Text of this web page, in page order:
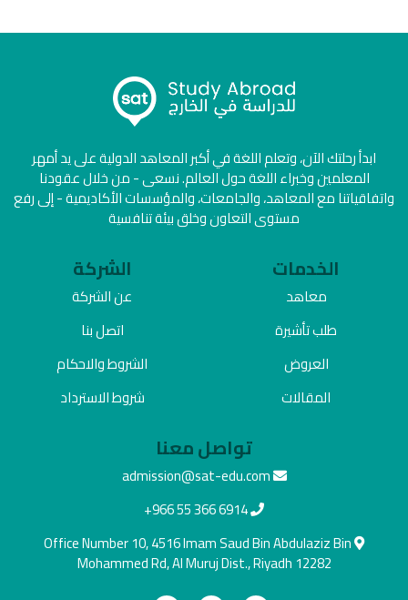
ابدأ رحلتك الآن، وتعلم اللغة في أكبر المعاهد الدولية على يد أمهر
المعلمين وخبراء اللغة حول العالم. نسعى - من خلال عقودنا
واتفاقياتنا مع المعاهد، والجامعات، والمؤسسات الأكاديمية - إلى رفع
مستوى التعاون وخلق بيئة تنافسية
الخدمات
معاهد
طلب تأشيرة
العروض
المقالات
الشركة
عن الشركة
اتصل بنا
الشروط والاحكام
شروط الاسترداد
تواصل معنا
admission@sat-edu.com
+966 55 366 6914
Office Number 10, 4516 Imam Saud Bin Abdulaziz Bin
Mohammed Rd, Al Muruj Dist., Riyadh 12282